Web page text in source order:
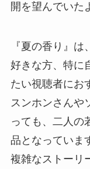
開を望んでいた
『夏の香り』
好きな方、特に
たい視聴者にお
スンホンさんや
っても、二人の
品となっていま
複雑なストーリ